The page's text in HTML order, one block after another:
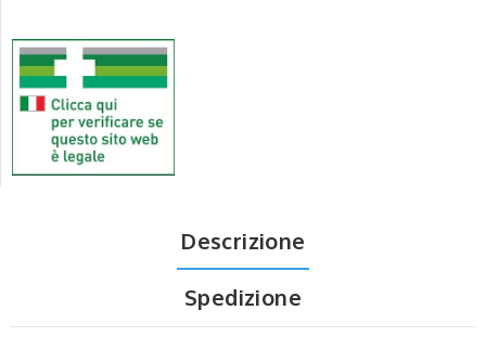
Descrizione
Spedizione